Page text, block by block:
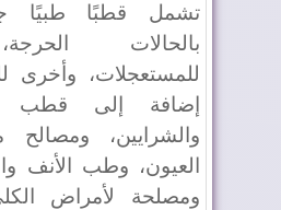
تشمل قطبًا طبيًا
بالحالات
للمستعجلات، وأخرى
إضافة إلى قطب
والشرايين،
العيون، وطب الأنف
ومصلحة لأمراض